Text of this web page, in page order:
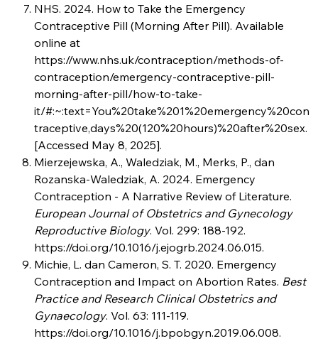
NHS. 2024. How to Take the Emergency
Contraceptive Pill (Morning After Pill). Available
online at
https://www.nhs.uk/contraception/methods-of-
contraception/emergency-contraceptive-pill-
morning-after-pill/how-to-take-
it/#:~:text=You%20take%201%20emergency%20con
traceptive,days%20(120%20hours)%20after%20sex.
[Accessed May 8, 2025].
Mierzejewska, A., Waledziak, M., Merks, P., dan
Rozanska-Waledziak, A. 2024. Emergency
Contraception - A Narrative Review of Literature.
European Journal of Obstetrics and Gynecology
Reproductive Biology. Vol. 299: 188-192.
https://doi.org/10.1016/j.ejogrb.2024.06.015.
Michie, L. dan Cameron, S. T. 2020. Emergency
Contraception and Impact on Abortion Rates. Best
Practice and Research Clinical Obstetrics and
Gynaecology. Vol. 63: 111-119.
https://doi.org/10.1016/j.bpobgyn.2019.06.008.